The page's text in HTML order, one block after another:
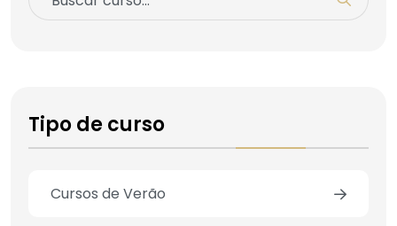
Tipo de curso
Cursos de Verão